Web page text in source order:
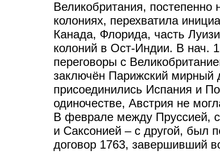
Великобритания,
колониях, перехватила
Канада, Флорида, часть
колоний в Ост-Индии. В нач.
переговоры с
заключён Парижский мирный
присоединились Испания и
одиночестве, Австрия не
В феврале между Пруссией,
и Саксонией – с другой, был
договор 1763, завершивший